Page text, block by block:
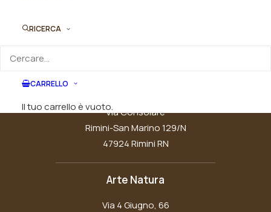
RICERCA
CARRELLO
Il tuo carrello è vuoto.
possono
pagina
prodotto
Via Consolare
Rimini-San Marino 129/N
47924 Rimini RN
Arte Natura
Via 4 Giugno, 66